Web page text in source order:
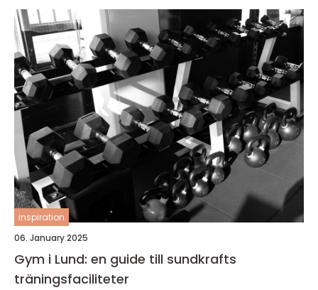
inspiration
06. January 2025
Gym i Lund: en guide till sundkrafts
träningsfaciliteter